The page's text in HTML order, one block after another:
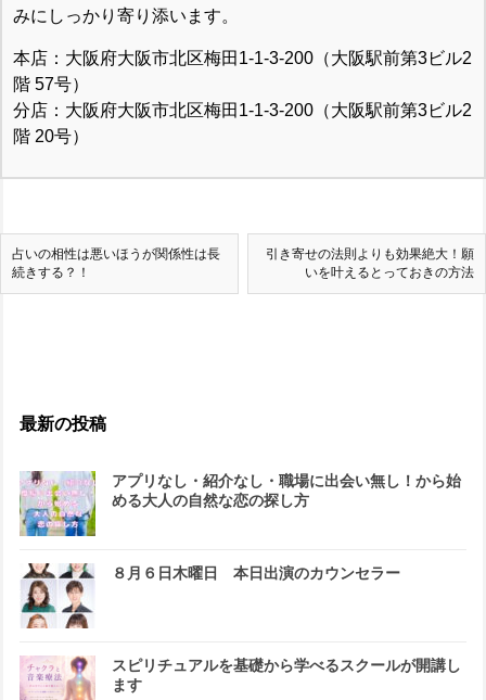
みにしっかり寄り添います。
本店：大阪府大阪市北区梅田1-1-3-200（大阪駅前第3ビル2
階 57号）
分店：大阪府大阪市北区梅田1-1-3-200（大阪駅前第3ビル2
階 20号）
占いの相性は悪いほうが関係性は長
続きする？！
引き寄せの法則よりも効果絶大！願
いを叶えるとっておきの方法
最新の投稿
アプリなし・紹介なし・職場に出会い無し！から始
める大人の自然な恋の探し方
８月６日木曜日 本日出演のカウンセラー
スピリチュアルを基礎から学べるスクールが開講し
ます